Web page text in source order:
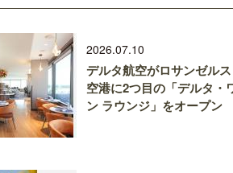
2026.07.10
デルタ航空がロサンゼルス
空港に2つ目の「デルタ・
ン ラウンジ」をオープン